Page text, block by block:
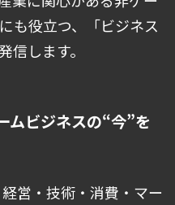
も役立つ、「ビジネス
信します。
ムビジネスの“今”を
営・技術・消費・マー